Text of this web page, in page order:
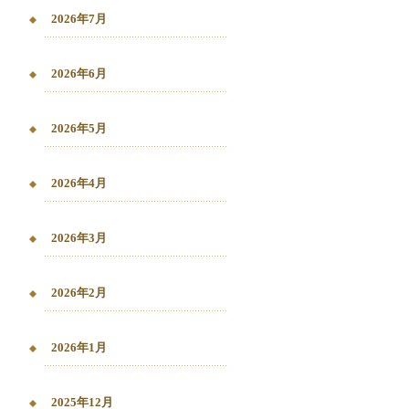
2026年7月
2026年6月
2026年5月
2026年4月
2026年3月
2026年2月
2026年1月
2025年12月